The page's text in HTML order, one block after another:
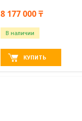
8 177 000 ₸
В наличии
КУПИТЬ